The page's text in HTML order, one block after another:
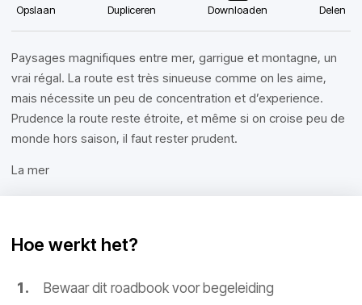
Opslaan Dupliceren Downloaden Delen
Paysages magnifiques entre mer, garrigue et montagne, un
vrai régal. La route est très sinueuse comme on les aime,
mais nécessite un peu de concentration et d’experience.
Prudence la route reste étroite, et même si on croise peu de
monde hors saison, il faut rester prudent.
La mer
Hoe werkt het?
Bewaar dit roadbook voor begeleiding